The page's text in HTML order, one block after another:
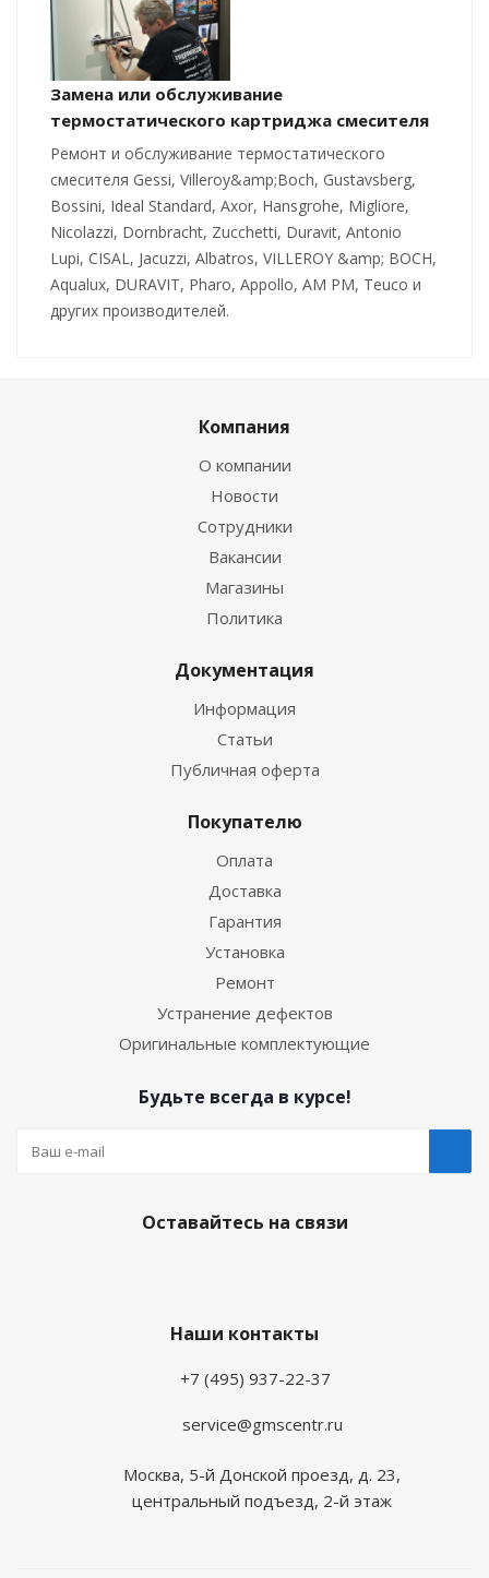
Замена или обслуживание
термостатического картриджа смесителя
Ремонт и обслуживание термостатического
смесителя Gessi, Villeroy&amp;Boch, Gustavsberg,
Bossini, Ideal Standard, Axor, Hansgrohe, Migliore,
Nicolazzi, Dornbracht, Zucchetti, Duravit, Antonio
Lupi, CISAL, Jacuzzi, Albatros, VILLEROY &amp; BOCH,
Aqualux, DURAVIT, Pharo, Appollo, AM PM, Teuco и
других производителей.
Компания
О компании
Новости
Сотрудники
Вакансии
Магазины
Политика
Документация
Информация
Статьи
Публичная оферта
Покупателю
Оплата
Доставка
Гарантия
Установка
Ремонт
Устранение дефектов
Оригинальные комплектующие
Будьте всегда в курсе!
Оставайтесь на связи
Наши контакты
+7 (495) 937-22-37
service@gmscentr.ru
Москва, 5-й Донской проезд, д. 23,
центральный подъезд, 2-й этаж